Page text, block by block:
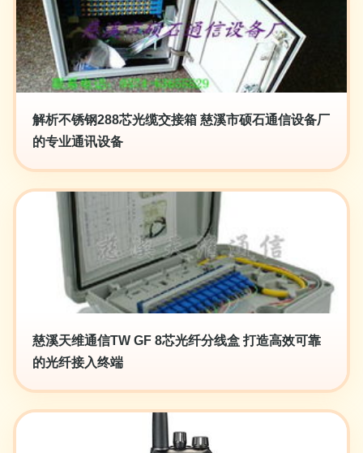
解析不锈钢288芯光缆交接箱 慈溪市硕石通信设备厂
的专业通讯设备
慈溪天维通信TW GF 8芯光纤分线盒 打造高效可靠
的光纤接入终端